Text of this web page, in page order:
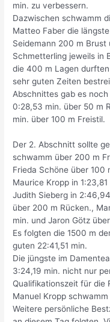
min. zu verbessern.
Dazwischen schwamm
Matteo Faber die
Seidemann 200 m Brust
Schmetterling jeweils in
die 400 m Lagen
sehr guten Zeiten
Abschnittes gab es
0:28,53 min. über 50 m
min. über 100 m Freistil.
Der 2. Abschnitt sollte
schwamm über 200 m
Frieda Schöne über 100
Maurice Kropp in 1:23,81
Judith Sieberg in
über 200 m Rücken.,
min. und Jaron Götz
Es folgten die 1500 m
guten 22:41,51 min.
Die jüngste im
3:24,19 min. nicht nur
Qualifikationszeit für die
Manuel Kropp
Weitere persönliche